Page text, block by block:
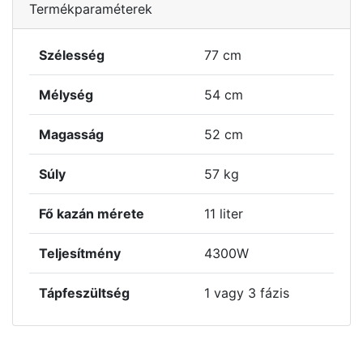
Termékparaméterek
Szélesség 77 cm
Mélység 54 cm
Magasság 52 cm
Súly 57 kg
Fő kazán mérete 11 liter
Teljesítmény 4300W
Tápfeszültség 1 vagy 3 fázis